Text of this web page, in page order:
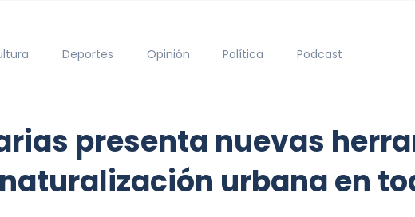
Deportes Opinión Política Podcast
presenta nuevas
urbana en